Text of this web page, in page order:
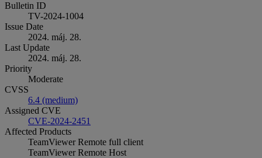
Bulletin ID
TV-2024-1004
Issue Date
2024. máj. 28.
Last Update
2024. máj. 28.
Priority
Moderate
CVSS
6.4 (medium)
Assigned CVE
CVE-2024-2451
Affected Products
TeamViewer Remote full client
TeamViewer Remote Host